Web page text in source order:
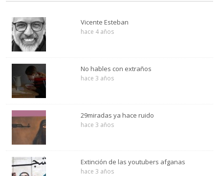
Vicente Esteban
hace 4 años
No hables con extraños
hace 3 años
29miradas ya hace ruido
hace 3 años
Extinción de las youtubers afganas
hace 3 años